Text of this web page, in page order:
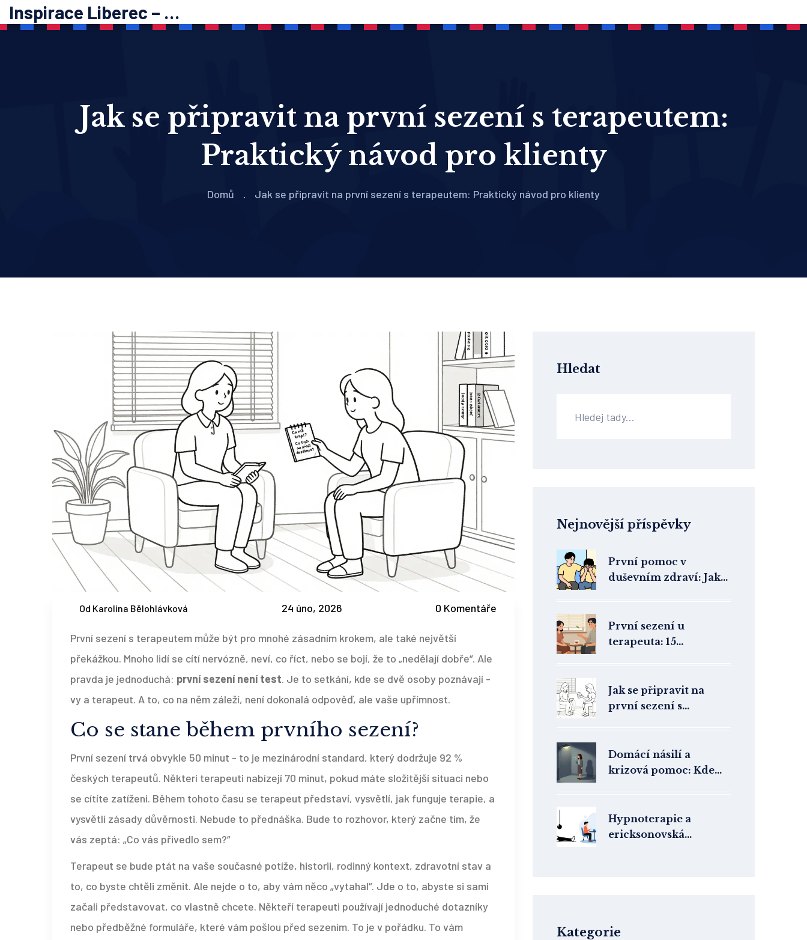
Inspirace Liberec – psychoterapie
Jak se připravit na první sezení s terapeutem:
Praktický návod pro klienty
Domů Jak se připravit na první sezení s terapeutem: Praktický návod pro klienty
Od Karolína Bělohlávková 24 úno, 2026 0 Komentáře
První sezení s terapeutem může být pro mnohé zásadním krokem, ale také největší
překážkou. Mnoho lidí se cítí nervózně, neví, co říct, nebo se bojí, že to „nedělají dobře“. Ale
pravda je jednoduchá: první sezení není test. Je to setkání, kde se dvě osoby poznávají -
vy a terapeut. A to, co na něm záleží, není dokonalá odpověď, ale vaše upřímnost.
Co se stane během prvního sezení?
První sezení trvá obvykle 50 minut - to je mezinárodní standard, který dodržuje 92 %
českých terapeutů. Některí terapeuti nabízejí 70 minut, pokud máte složitější situaci nebo
se cítíte zatíženi. Během tohoto času se terapeut představí, vysvětlí, jak funguje terapie, a
vysvětlí zásady důvěrnosti. Nebude to přednáška. Bude to rozhovor, který začne tím, že
vás zeptá: „Co vás přivedlo sem?“
Terapeut se bude ptát na vaše současné potíže, historii, rodinný kontext, zdravotní stav a
to, co byste chtěli změnit. Ale nejde o to, aby vám něco „vytahal“. Jde o to, abyste si sami
začali představovat, co vlastně chcete. Někteří terapeuti používají jednoduché dotazníky
nebo předběžné formuláře, které vám pošlou před sezením. To je v pořádku. To vám
Hledat
Nejnovější příspěvky
První pomoc v
duševním zdraví: Jak
První sezení u
terapeuta: 15
Jak se připravit na
první sezení s
Domácí násilí a
krizová pomoc: Kde
Hypnoterapie a
ericksonovská
Kategorie